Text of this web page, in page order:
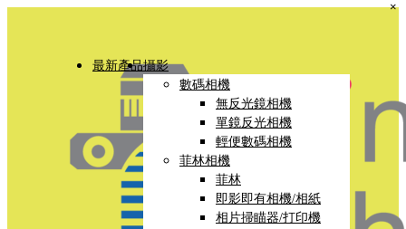
最新產品攝影
數碼相機
無反光鏡相機
單鏡反光相機
輕便數碼相機
菲林相機
菲林
即影即有相機/相紙
相片掃瞄器/打印機
×